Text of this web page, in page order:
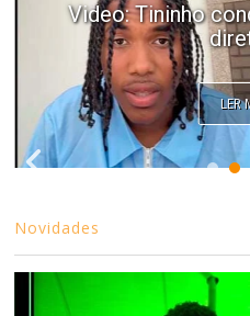
Video: Tininho
LER
Novidades